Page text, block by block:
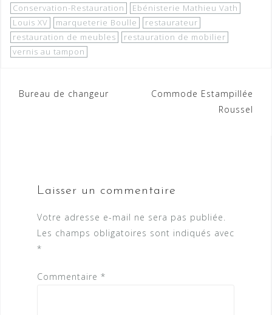
Conservation-Restauration
Ebénisterie Mathieu Vath
Louis XV
marqueterie Boulle
restaurateur
restauration de meubles
restauration de mobilier
vernis au tampon
Navigation
Bureau de changeur
Commode Estampillée
Roussel
Laisser un commentaire
Votre adresse e-mail ne sera pas publiée.
Les champs obligatoires sont indiqués avec
*
Commentaire *